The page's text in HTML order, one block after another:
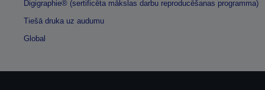
Digigraphie® (sertificēta mākslas darbu reproducēšanas programma)
Tiešā druka uz audumu
Global